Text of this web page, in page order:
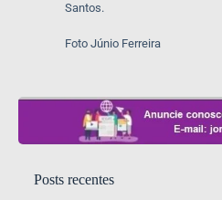
Santos.
Foto Júnio Ferreira
Posts recentes